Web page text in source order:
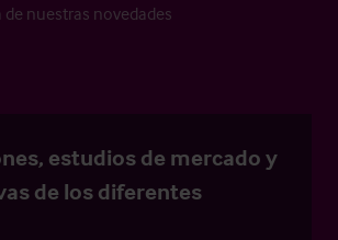
de nuestras novedades
estudios de mercado y
de los diferentes